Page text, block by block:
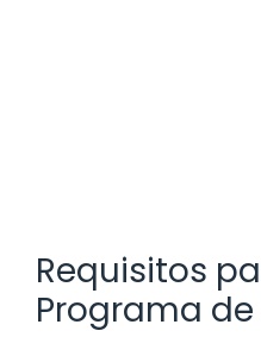
Requisitos
Programa